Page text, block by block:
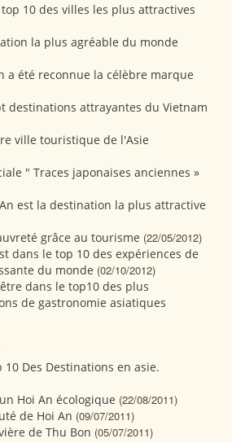
10 des villes les plus attractives
la plus agréable du monde
a été reconnue la célèbre marque
destinations attrayantes du Vietnam
ville touristique de l'Asie
" Traces japonaises anciennes »
est la destination la plus attractive
grâce au tourisme (22/05/2012)
dans le top 10 des expériences de
du monde (02/10/2012)
dans le top10 des plus
de gastronomie asiatiques
10 Des Destinations en asie.
Hoi An écologique (22/08/2011)
de Hoi An (09/07/2011)
de Thu Bon (05/07/2011)